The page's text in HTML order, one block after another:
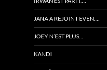
JANA A REJOINT EVEN….
JOEY N’EST PLUS…
KANDI